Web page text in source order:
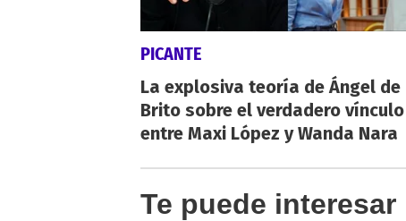
PICANTE
La explosiva teoría de Ángel de
Brito sobre el verdadero vínculo
entre Maxi López y Wanda Nara
Te puede interesar